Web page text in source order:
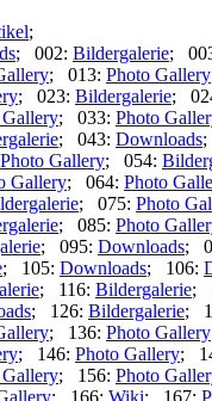
;
; 002: Bildergalerie;
; 013: Photo Gallery
; 023: Bildergalerie;
; 033: Photo
; 043: Downloads
Photo Gallery; 054:
Gallery; 064: Photo
; 075: Photo
; 085: Photo
; 095: Downloads;
; 105: Downloads; 106:
; 116: Bildergalerie;
; 126: Bildergalerie;
; 136: Photo Gallery
; 146: Photo Gallery;
; 156: Photo
; 166: Wiki; 167: